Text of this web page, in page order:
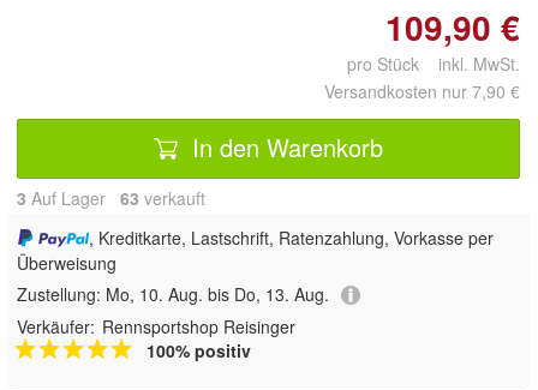
109,90 €
pro Stück inkl. MwSt.
Versandkosten nur 7,90 €
In den Warenkorb
3 Auf Lager 63 verkauft
, Kreditkarte, Lastschrift, Ratenzahlung, Vorkasse per
Überweisung
Zustellung: Mo, 10. Aug. bis Do, 13. Aug.
Verkäufer: Rennsportshop Reisinger
100% positiv